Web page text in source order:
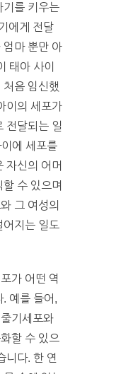
기를 키우는
에게 전달
엄마 뿐만 아
태아 사이
음 임신했
이의 세포가
전달되는 일
에 세포를
자신의 어머
수 있으며
그 여성의
어지는 일도
가 어떤 역
예를 들어,
기세포와
할 수 있으
니다. 한 연